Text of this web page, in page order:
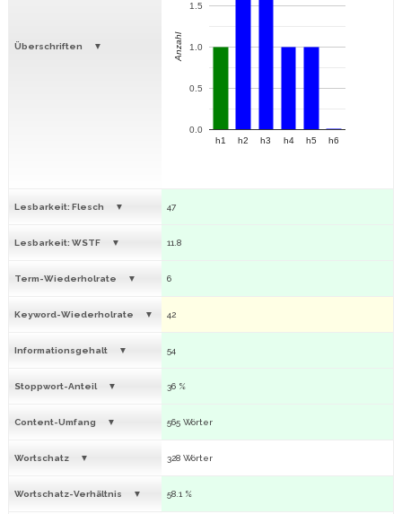
Überschriften
h1 h2 h3 h4 h5 h6
0.0
0.5
1.0
1.5
Anzahl
Lesbarkeit: Flesch 47
Lesbarkeit: WSTF 11.8
Term-Wiederholrate 6
Keyword-Wiederholrate 42
Informationsgehalt 54
Stoppwort-Anteil 36 %
Content-Umfang 565 Wörter
Wortschatz 328 Wörter
Wortschatz-Verhältnis 58.1 %